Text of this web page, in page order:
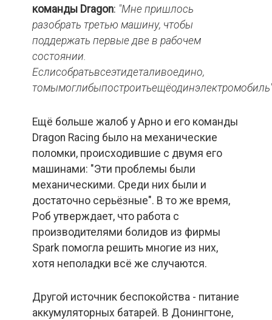
команды Dragon: "Мне пришлось
разобрать третью машину, чтобы
поддержать первые две в рабочем
состоянии.
Еслисобратьвсеэтидеталивоедино,
томымоглибыпостроитьещёодин
Ещё больше жалоб у Арно и его команды
Dragon Racing было на механические
поломки, происходившие с двумя его
машинами: "Эти проблемы были
механическими. Среди них были и
достаточно серьёзные". В то же время,
Роб утверждает, что работа с
производителями болидов из фирмы
Spark помогла решить многие из них,
хотя неполадки всё же случаются.
Другой источник беспокойства - питание
аккумуляторных батарей. В Донингтоне,